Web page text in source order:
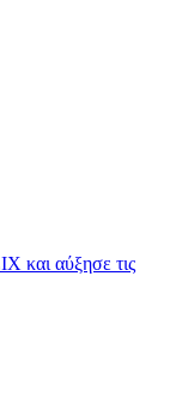
και αύξησε τις